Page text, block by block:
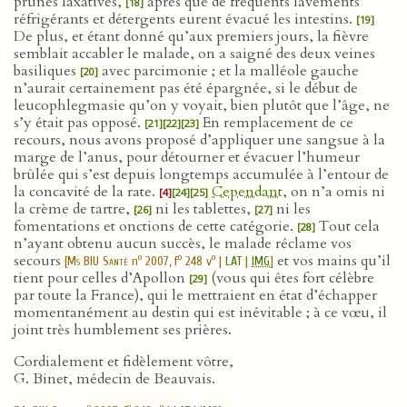
réfrigérants et détergents eurent évacué les intestins. [19]
De plus, et étant donné qu’aux premiers jours, la fièvre
semblait accabler le malade, on a saigné des deux veines
basiliques [20] avec parcimonie ; et la malléole gauche
n’aurait certainement pas été épargnée, si le début de
leucophlegmasie qu’on y voyait, bien plutôt que l’âge, ne
s’y était pas opposé. [21][22][23] En remplacement de ce
recours, nous avons proposé d’appliquer une sangsue à la
marge de l’anus, pour détourner et évacuer l’humeur
brûlée qui s’est depuis longtemps accumulée à l’entour de
la concavité de la rate. [4][24][25] Cependant, on n’a omis ni
la crème de tartre, [26] ni les tablettes, [27] ni les
fomentations et onctions de cette catégorie. [28] Tout cela
n’ayant obtenu aucun succès, le malade réclame vos
secours [Ms BIU Santé no 2007, fo 248 vo | LAT| IMG] et vos mains qu’il
tient pour celles d’Apollon [29] (vous qui êtes fort célèbre
par toute la France), qui le mettraient en état d’échapper
momentanément au destin qui est inévitable ; à ce vœu, il
joint très humblement ses prières.
Cordialement et fidèlement vôtre,
G. Binet, médecin de Beauvais.